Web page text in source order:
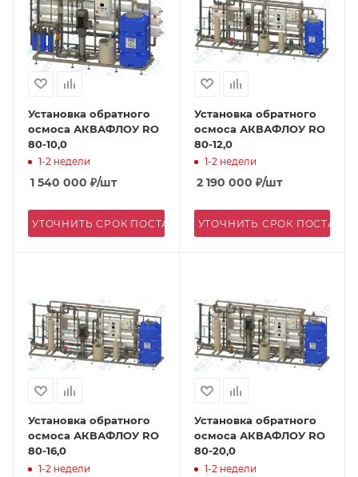
Установка обратного
осмоса АКВАФЛОУ RO
80-10,0
1-2 недели
1 540 000 ₽/шт
УТОЧНИТЬ СРОК ПОСТАВКИ
Установка обратного
осмоса АКВАФЛОУ RO
80-12,0
1-2 недели
2 190 000 ₽/шт
УТОЧНИТЬ СРОК
Установка обратного
осмоса АКВАФЛОУ RO
80-16,0
1-2 недели
Установка обратного
осмоса АКВАФЛОУ RO
80-20,0
1-2 недели